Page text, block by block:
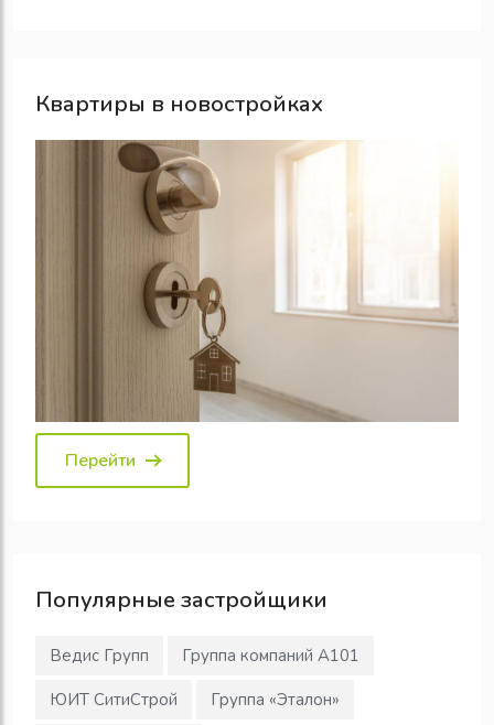
Квартиры в новостройках
Перейти
Популярные застройщики
Ведис Групп
Группа компаний А101
ЮИТ СитиСтрой
Группа «Эталон»